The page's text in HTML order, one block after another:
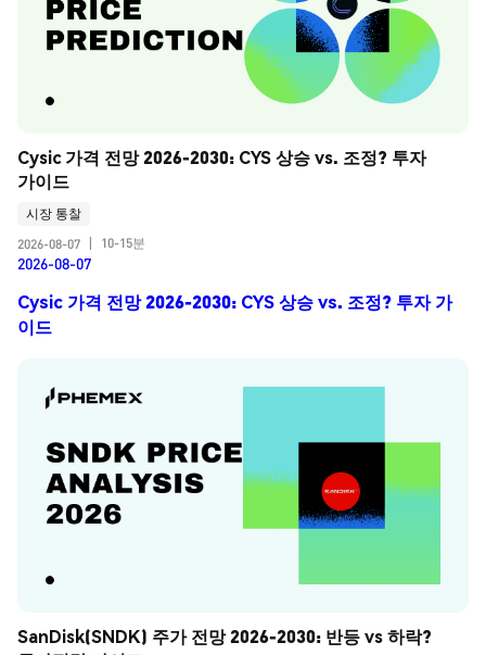
Cysic 가격 전망 2026-2030: CYS 상승 vs. 조정? 투자
가이드
시장 통찰
2026-08-07
10-15분
2026-08-07
Cysic 가격 전망 2026-2030: CYS 상승 vs. 조정? 투자 가
이드
SanDisk(SNDK) 주가 전망 2026-2030: 반등 vs 하락?